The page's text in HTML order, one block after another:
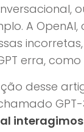
A
erra,
desse